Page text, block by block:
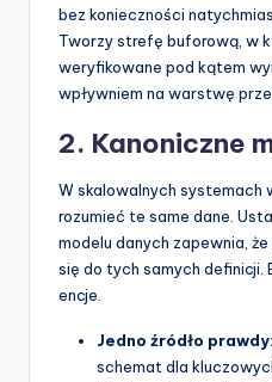
bez konieczności
Tworzy strefę buforową, w
weryfikowane pod kątem
wpływniem na warstwę
2. Kanoniczne
W skalowalnych systemach
rozumieć te same dane.
modelu danych zapewnia,
się do tych samych definicji.
encje.
Jedno źródło prawdy:
schemat dla